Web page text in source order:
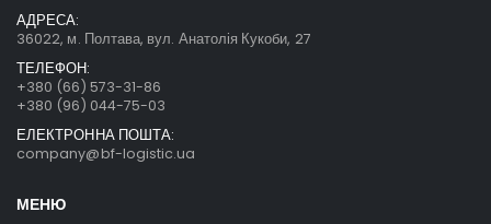
АДРЕСА:
36022, м. Полтава, вул. Анатолія Кукоби, 27
ТЕЛЕФОН:
+380 (66) 573-31-86
+380 (96) 044-75-03
ЕЛЕКТРОННА ПОШТА:
company@bf-logistic.ua
МЕНЮ